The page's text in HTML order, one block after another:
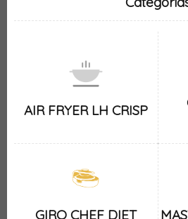
AIR FRYER LH CRISP
GIRO CHEF DIET